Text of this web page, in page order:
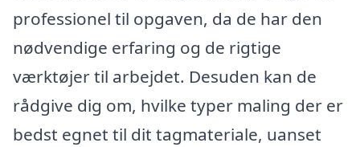
professionel til opgaven, da de har den
nødvendige erfaring og de rigtige
værktøjer til arbejdet. Desuden kan de
rådgive dig om, hvilke typer maling der er
bedst egnet til dit tagmateriale, uanset